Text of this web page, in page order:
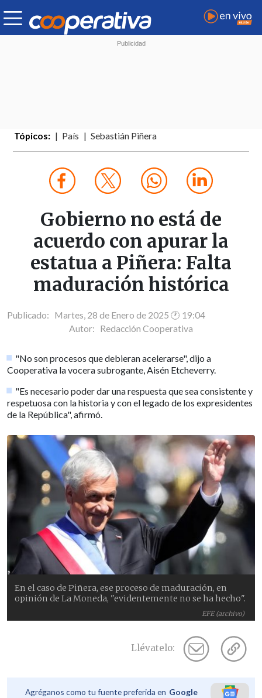
Tópicos: País Sebastián Piñera
Gobierno no está de
acuerdo con apurar la
estatua a Piñera: Falta
maduración histórica
Publicado: Martes, 28 de Enero de 2025 🕐 19:04
Autor: Redacción Cooperativa
"No son procesos que debieran acelerarse", dijo a
Cooperativa la vocera subrogante, Aisén Etcheverry.
"Es necesario poder dar una respuesta que sea consistente y
respetuosa con la historia y con el legado de los expresidentes
de la República", afirmó.
EFE (archivo)
En el caso de Piñera, ese proceso de maduración, en
opinión de La Moneda, "evidentemente no se ha hecho".
Llévatelo:
Agréganos como tu fuente preferida en Google